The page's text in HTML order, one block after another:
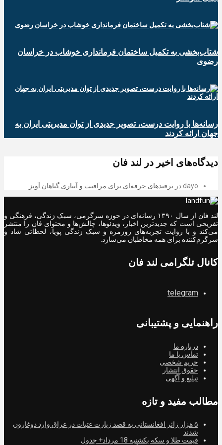
شتاب‌بخشی به تکمیل ساختمان فرمانداری خوشاب در خراسان
رضوی
رسانه‌ها با روایت درست، تصویر جدیدی از توان مدیریتی ایران به
جهان ارائه کردند
دیدگاه‌های اخیر در لند فان
dayo در ترفندهای حرفه‌ای برای مراقبت و آبیاری گیاهان آویز
لند فان از سال ۱۳۹۰ رسانه‌ای در حوزه سرگرمی، سبک زندگی، فرهنگی و
تفریحی است که جدیدترین اخبار، ویدئوها، چالش‌ها و محتوای فان را منتشر
می‌کند و با روایت تجربه‌های روزمره و سبک زندگی پویا، لحظاتی شاد و
سرگرم‌کننده برای همه مخاطبان می‌سازد.
کانال تلگرامی لند فان
telegram
راهنمایی و پشتیبانی
درباره ما
تماس با ما
حریم شخصی
حقوق انتشار
تبلیغ و آگهی
مطالب مفید و تازه
۵ هزار زائر افغانستانی به قصد زیارت عتبات در عراق وارد دوغارون
شدند
قیمت طلا و سکه یکشنبه 18 مرداد+ جدول